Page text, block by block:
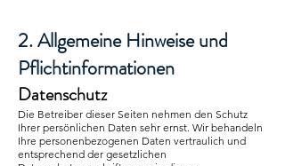
2. Allgemeine Hinweise und
Pflichtinformationen
Datenschutz
Die Betreiber dieser Seiten nehmen den Schutz
Ihrer persönlichen Daten sehr ernst. Wir behandeln
Ihre personenbezogenen Daten vertraulich und
entsprechend der gesetzlichen